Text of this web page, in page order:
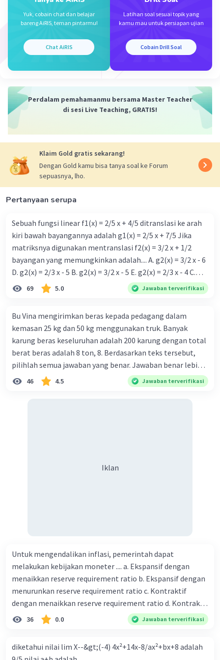
Beri Rating·3.2(6 Balas
07 Oktober 2024 11:59
Kak mau nanya itu -2 sin x.cos x dapat darimana?
Iklan
Yuk, cobain chat dan belajar
bareng AiRIS, teman pintarmu!
Chat AiRIS
Latihan soal sesuai topik yang
kamu mau untuk persiapan ujian
Cobain Drill Soal
Perdalam pemahamanmu bersama Master Teacher
di sesi Live Teaching, GRATIS!
Klaim Gold gratis sekarang!
Dengan Gold kamu bisa tanya soal ke Forum
sepuasnya, lho.
Pertanyaan serupa
Sebuah fungsi linear f1(x) = 2/5 x + 4/5 ditranslasi ke arah
kiri bawah bayangannya adalah g1(x) = 2/5 x + 7/5 Jika
matriksnya digunakan mentranslasi f2(x) = 3/2 x + 1/2
bayangan yang memungkinkan adalah.... A. g2(x) = 3/2 x - 6
D. g2(x) = 2/3 x - 5 B. g2(x) = 3/2 x - 5 E. g2(x) = 2/3 x - 4 C.
g{2}(x) = 3/2 x + 5
69 5.0 Jawaban terverifikasi
Bu Vina mengirimkan beras kepada pedagang dalam
kemasan 25 kg dan 50 kg menggunakan truk. Banyak
karung beras keseluruhan adalah 200 karung dengan total
berat beras adalah 8 ton, 8. Berdasarkan teks tersebut,
pilihlah semua jawaban yang benar. Jawaban benar lebih
dari satu. Banyak karung beras kemasan 25 kg adalah 50
buah. Banyak karung beras kemasan 50 kg adalah 150
harus dibayar oleh Bu Vina? A. Rp2.540.000 C. Rp2.312.000 B.
46 4.5 Jawaban terverifikasi
Iklan
Untuk mengendalikan inflasi, pemerintah dapat
melakukan kebijakan moneter .... a. Ekspansif dengan
menaikkan reserve requirement ratio b. Ekspansif dengan
menurunkan reserve requirement ratio c. Kontraktif
dengan menaikkan reserve requirement ratio d. Kontraktif
dengan menurunkan reserve requirement ratio e.
Ekspansif dengan menaikkan tingkat diskonto Bila Bank
ceteris paribus maka .... a. Menimbulkan inflasi di mana
36 0.0 Jawaban terverifikasi
diketahui nilai lim X--&gt;(-4) 4x²+14x-8/ax²+bx+8 adalah